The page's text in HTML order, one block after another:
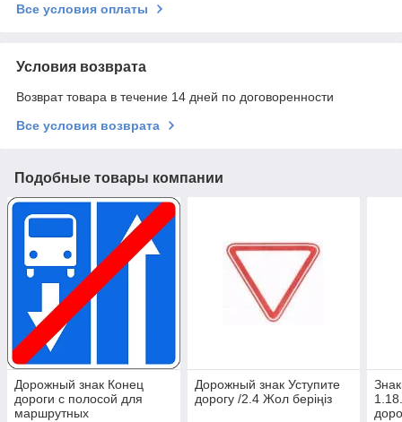
Все условия оплаты
Условия возврата
Возврат товара в течение 14 дней по договоренности
Все условия возврата
Подобные товары компании
Дорожный знак Конец
дороги с полосой для
маршрутных
Дорожный знак Уступите
дорогу /2.4 Жол беріңіз